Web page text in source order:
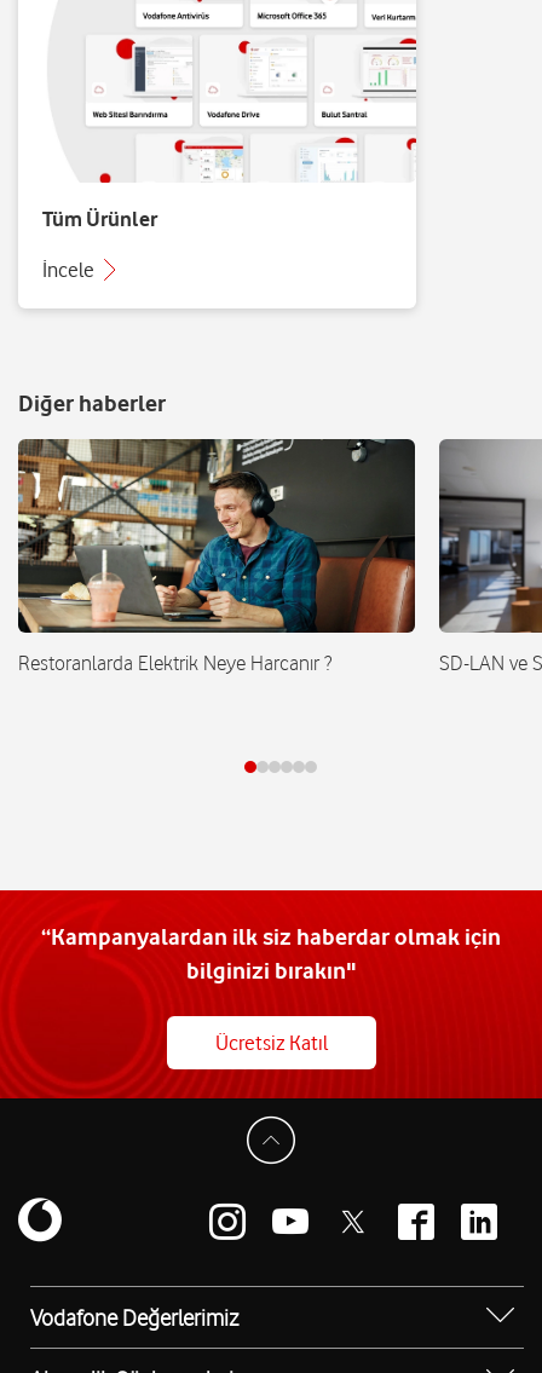
Tüm Ürünler
İncele
Diğer haberler
Restoranlarda Elektrik Neye Harcanır ? SD-LAN ve
“Kampanyalardan ilk siz haberdar olmak için
bilginizi bırakın"
Ücretsiz Katıl
Vodafone Değerlerimiz
Sosyal Destek